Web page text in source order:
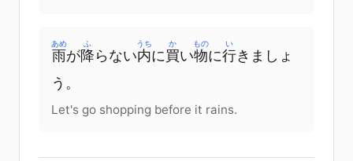
雨
あめ
が降
ふ
らない内
うち
に買
か
い物
もの
に行
い
きましょ
う 。
Let's go shopping before it rains.